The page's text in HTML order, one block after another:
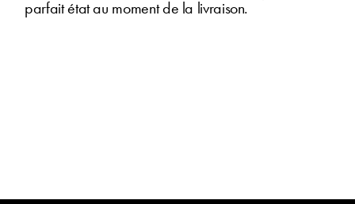
parfait état au moment de la livraison.